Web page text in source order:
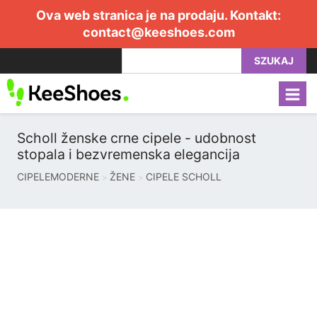
Ova web stranica je na prodaju. Kontakt:
contact@keeshoes.com
SZUKAJ
Scholl ženske crne cipele - udobnost
stopala i bezvremenska elegancija
CIPELEMODERNE ŽENE CIPELE SCHOLL